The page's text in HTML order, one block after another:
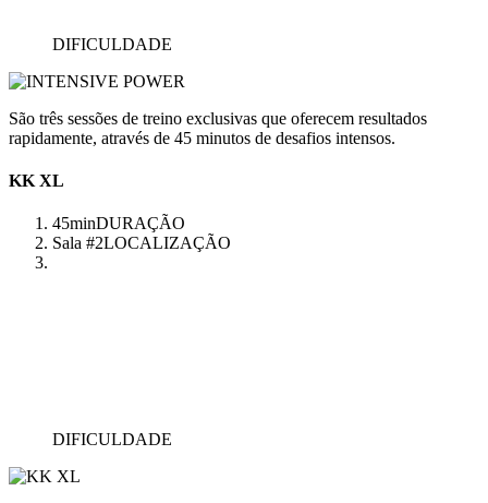
DIFICULDADE
São três sessões de treino exclusivas que oferecem resultados
rapidamente, através de 45 minutos de desafios intensos.
KK XL
45minDURAÇÃO
Sala #2LOCALIZAÇÃO
DIFICULDADE